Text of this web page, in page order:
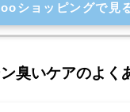
ショッピングで見
臭いケアのよく